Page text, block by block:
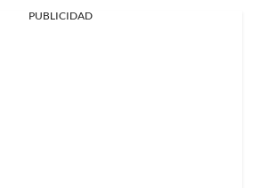
PUBLICIDAD